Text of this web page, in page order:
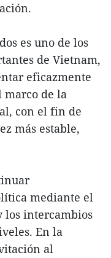
es uno de los
de Vietnam,
eficazmente
marco de la
con el fin de
más estable,
mediante el
los intercambios
En la
al